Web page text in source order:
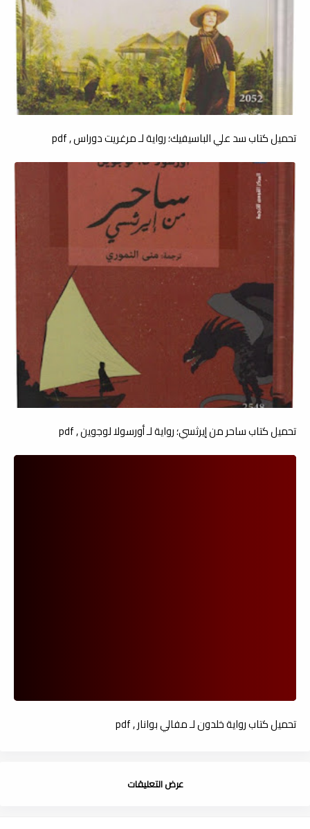
تحميل كتاب سد علي الباسيفيك؛ رواية لـ مرغريت دوراس , pdf
تحميل كتاب ساحر من إيرثسي؛ رواية لـ أورسولا لوجوين , pdf
تحميل كتاب رواية خلدون لـ مفالي بوانار , pdf
عرض التعليقات